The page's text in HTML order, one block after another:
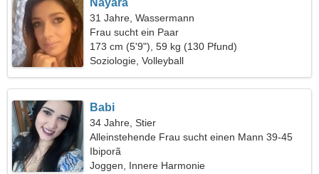
Nayara
31 Jahre, Wassermann
Frau sucht ein Paar
173 cm (5'9"), 59 kg (130 Pfund)
Soziologie, Volleyball
Babi
34 Jahre, Stier
Alleinstehende Frau sucht einen Mann 39-45
Ibiporã
Joggen, Innere Harmonie